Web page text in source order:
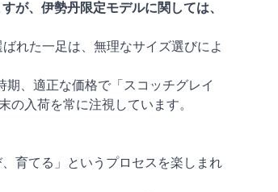
が、伊勢丹限定モデルに関しては、
れた一足は、無理なサイズ選びによ
、適正な価格で「スコッチグレイ
入荷を常に注視しています。
育てる」というプロセスを楽しまれ